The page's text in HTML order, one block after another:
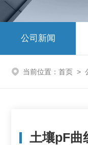
公司新闻
当前位置： 首页 >
土壤pF曲